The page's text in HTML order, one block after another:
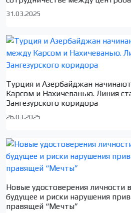
31.03.2025
Турция и Азербайджан
Карсом и Нахичеванью. Линия
Зангезурского коридора
26.03.2025
Новые удостоверения личности
будущее и риски нарушения
правящей “Мечты”